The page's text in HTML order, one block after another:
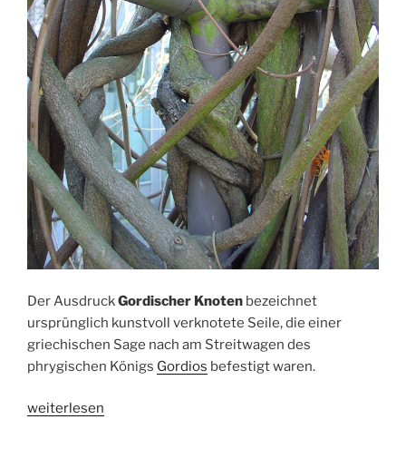
Der AusdruckGordischer Knoten bezeichnet
ursprünglich kunstvoll verknotete Seile, die einer
griechischen Sage nach am Streitwagen des
phrygischen Königs Gordios befestigt waren.
„Gordischer
weiterlesen